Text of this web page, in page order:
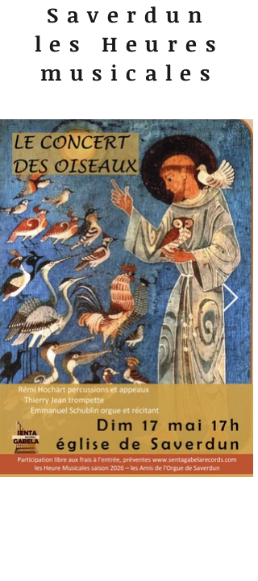
Saverdun
les Heures
musicales